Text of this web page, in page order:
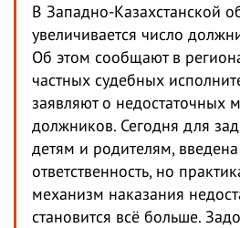
В Западно-Казахстанской
увеличивается число
Об этом сообщают в
частных судебных
заявляют о недостаточных
должников. Сегодня для
детям и родителям,
ответственность, но
механизм наказания
становится всё больше.